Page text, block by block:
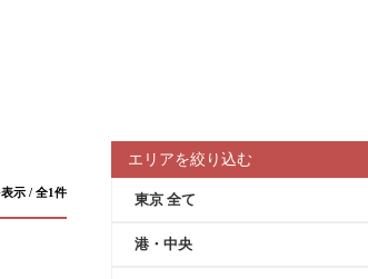
示 / 全1件
エリアを絞り込む
東京 全て
港・中央